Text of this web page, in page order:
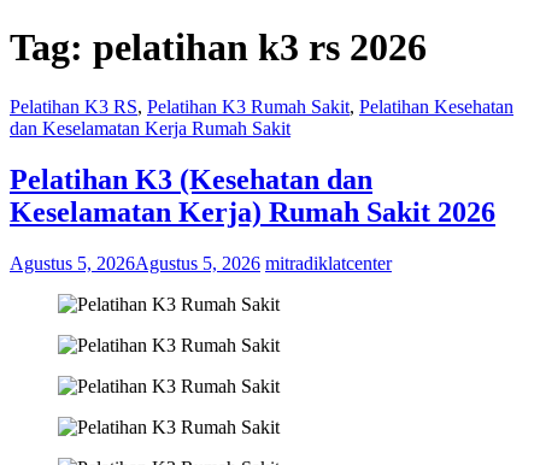
Tag: pelatihan k3 rs 2026
Pelatihan K3 RS, Pelatihan K3 Rumah Sakit, Pelatihan Kesehatan
dan Keselamatan Kerja Rumah Sakit
Pelatihan K3 (Kesehatan dan
Keselamatan Kerja) Rumah Sakit 2026
Agustus 5, 2026Agustus 5, 2026 mitradiklatcenter